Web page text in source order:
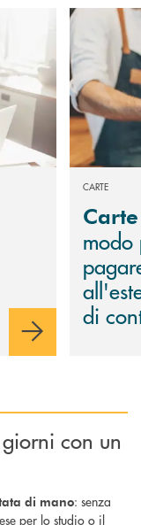
ma strumenti per
Scopri di più
CARTE
modo
di
con un
di mano: senza
per lo studio o il